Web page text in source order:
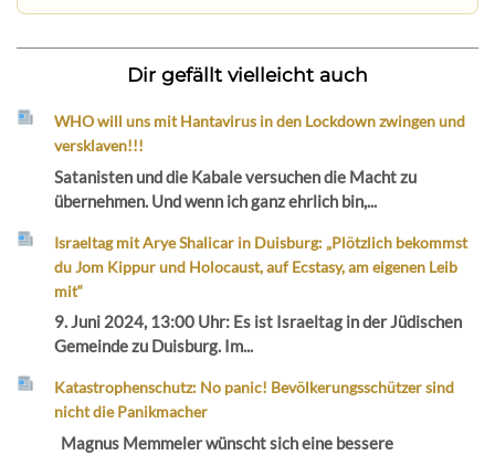
Dir gefällt vielleicht auch
WHO will uns mit Hantavirus in den Lockdown zwingen und
versklaven!!!
Satanisten und die Kabale versuchen die Macht zu
übernehmen. Und wenn ich ganz ehrlich bin,...
Israeltag mit Arye Shalicar in Duisburg: „Plötzlich bekommst
du Jom Kippur und Holocaust, auf Ecstasy, am eigenen Leib
mit“
9. Juni 2024, 13:00 Uhr: Es ist Israeltag in der Jüdischen
Gemeinde zu Duisburg. Im...
Katastrophenschutz: No panic! Bevölkerungsschützer sind
nicht die Panikmacher
Magnus Memmeler wünscht sich eine bessere